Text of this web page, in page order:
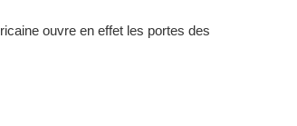
ouvre en effet les portes des